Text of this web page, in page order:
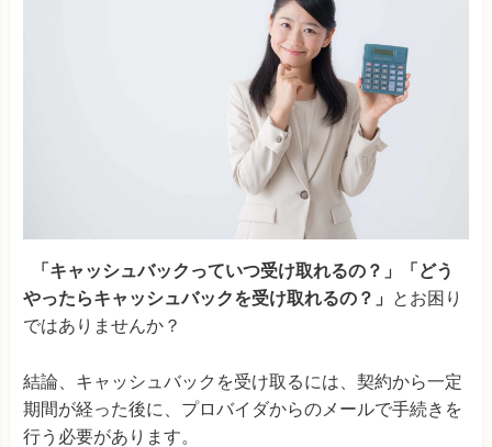
「キャッシュバックっていつ受け取れるの？」「どう
やったらキャッシュバックを受け取れるの？」
とお困り
ではありませんか？
結論、キャッシュバックを受け取るには、契約から一定
期間が経った後に、プロバイダからのメールで手続きを
行う必要があります。